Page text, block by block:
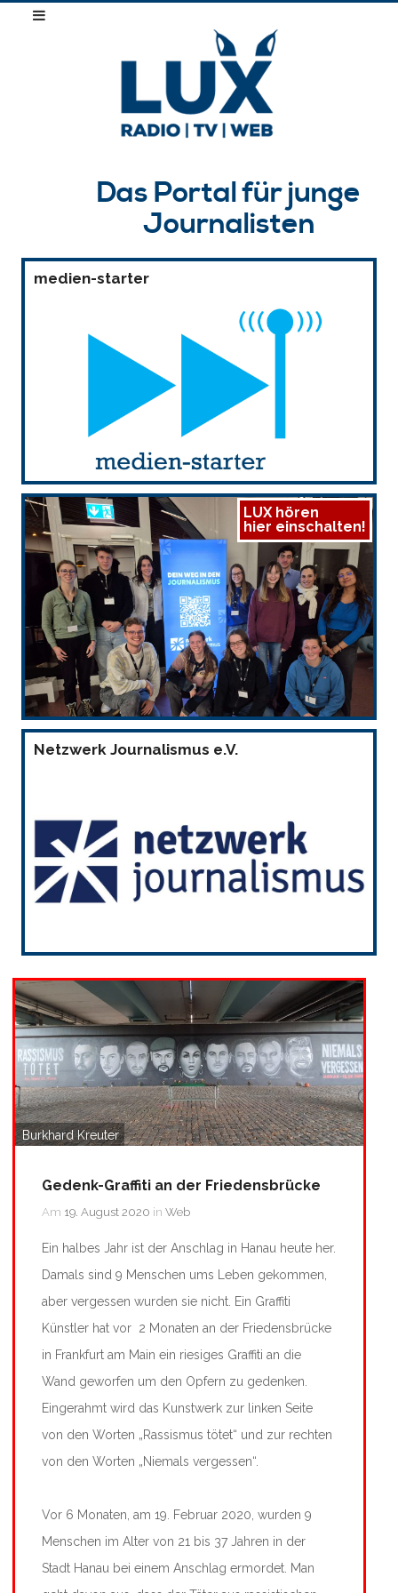
Das Portal für junge
Journalisten
medien-starter
LUX hören
hier einschalten!
Netzwerk Journalismus e.V.
Burkhard Kreuter
Gedenk-Graffiti an der Friedensbrücke
Am 19. August 2020 in Web
Ein halbes Jahr ist der Anschlag in Hanau heute her.
Damals sind 9 Menschen ums Leben gekommen,
aber vergessen wurden sie nicht. Ein Graffiti
Künstler hat vor 2 Monaten an der Friedensbrücke
in Frankfurt am Main ein riesiges Graffiti an die
Wand geworfen um den Opfern zu gedenken.
Eingerahmt wird das Kunstwerk zur linken Seite
von den Worten „Rassismus tötet“ und zur rechten
von den Worten „Niemals vergessen“.
Vor 6 Monaten, am 19. Februar 2020, wurden 9
Menschen im Alter von 21 bis 37 Jahren in der
Stadt Hanau bei einem Anschlag ermordet. Man